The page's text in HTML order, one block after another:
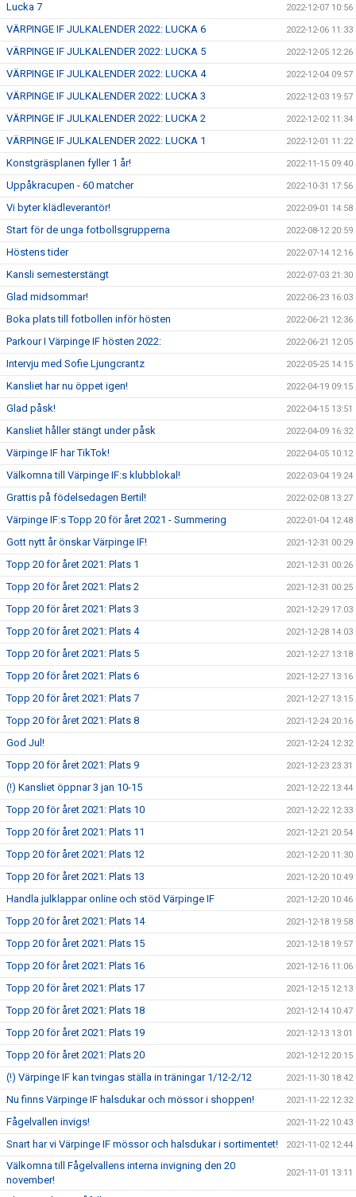
Lucka 7 2022-12-07 10:56
VÄRPINGE IF JULKALENDER 2022: LUCKA 6 2022-12-06 11:33
VÄRPINGE IF JULKALENDER 2022: LUCKA 5 2022-12-05 12:26
VÄRPINGE IF JULKALENDER 2022: LUCKA 4 2022-12-04 09:57
VÄRPINGE IF JULKALENDER 2022: LUCKA 3 2022-12-03 19:57
VÄRPINGE IF JULKALENDER 2022: LUCKA 2 2022-12-02 11:34
VÄRPINGE IF JULKALENDER 2022: LUCKA 1 2022-12-01 11:22
Konstgräsplanen fyller 1 år! 2022-11-15 09:40
Uppåkracupen - 60 matcher 2022-10-31 17:56
Vi byter klädleverantör! 2022-09-01 14:58
Start för de unga fotbollsgrupperna 2022-08-12 20:59
Höstens tider 2022-07-14 12:16
Kansli semesterstängt 2022-07-03 21:30
Glad midsommar! 2022-06-23 16:03
Boka plats till fotbollen inför hösten 2022-06-21 12:36
Parkour I Värpinge IF hösten 2022: 2022-06-21 12:05
Intervju med Sofie Ljungcrantz 2022-05-25 14:15
Kansliet har nu öppet igen! 2022-04-19 09:15
Glad påsk! 2022-04-15 13:51
Kansliet håller stängt under påsk 2022-04-09 16:32
Värpinge IF har TikTok! 2022-04-05 10:12
Välkomna till Värpinge IF:s klubblokal! 2022-03-04 19:24
Grattis på födelsedagen Bertil! 2022-02-08 13:27
Värpinge IF:s Topp 20 för året 2021 - Summering 2022-01-04 12:48
Gott nytt år önskar Värpinge IF! 2021-12-31 00:29
Topp 20 för året 2021: Plats 1 2021-12-31 00:26
Topp 20 för året 2021: Plats 2 2021-12-31 00:25
Topp 20 för året 2021: Plats 3 2021-12-29 17:03
Topp 20 för året 2021: Plats 4 2021-12-28 14:03
Topp 20 för året 2021: Plats 5 2021-12-27 13:18
Topp 20 för året 2021: Plats 6 2021-12-27 13:16
Topp 20 för året 2021: Plats 7 2021-12-27 13:15
Topp 20 för året 2021: Plats 8 2021-12-24 20:16
God Jul! 2021-12-24 12:32
Topp 20 för året 2021: Plats 9 2021-12-23 23:31
(!) Kansliet öppnar 3 jan 10-15 2021-12-22 13:44
Topp 20 för året 2021: Plats 10 2021-12-22 12:33
Topp 20 för året 2021: Plats 11 2021-12-21 20:54
Topp 20 för året 2021: Plats 12 2021-12-20 11:30
Topp 20 för året 2021: Plats 13 2021-12-20 10:49
Handla julklappar online och stöd Värpinge IF 2021-12-20 10:46
Topp 20 för året 2021: Plats 14 2021-12-18 19:58
Topp 20 för året 2021: Plats 15 2021-12-18 19:57
Topp 20 för året 2021: Plats 16 2021-12-16 11:06
Topp 20 för året 2021: Plats 17 2021-12-15 12:13
Topp 20 för året 2021: Plats 18 2021-12-14 10:47
Topp 20 för året 2021: Plats 19 2021-12-13 13:01
Topp 20 för året 2021: Plats 20 2021-12-12 20:15
(!) Värpinge IF kan tvingas ställa in träningar 1/12-2/12 2021-11-30 18:42
Nu finns Värpinge IF halsdukar och mössor i shoppen! 2021-11-22 12:32
Fågelvallen invigs! 2021-11-22 10:43
Snart har vi Värpinge IF mössor och halsdukar i sortimentet! 2021-11-02 12:44
Välkomna till Fågelvallens interna invigning den 20
november!
2021-11-01 13:11